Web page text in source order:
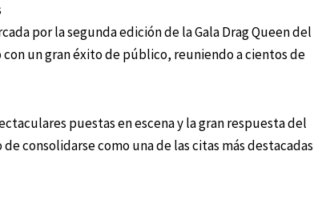
por la segunda edición de la Gala Drag Queen del
un gran éxito de público, reuniendo a cientos de
puestas en escena y la gran respuesta del
consolidarse como una de las citas más destacadas